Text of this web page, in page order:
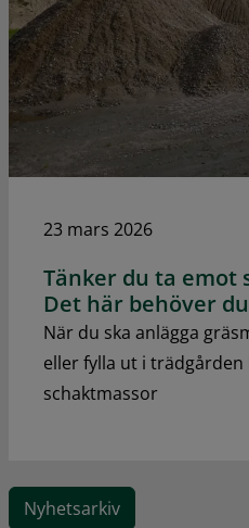
23 mars 2026
Tänker du ta emot
Det här behöver
När du ska anlägga
eller fylla ut i trädgården
schaktmassor
Nyhetsarkiv